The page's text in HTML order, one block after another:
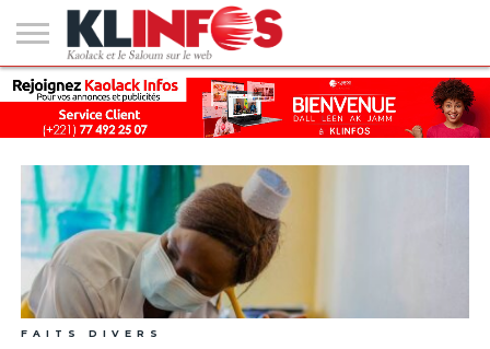
#2
(PAS
DE
TITRE)
KAOLACK
POLITIQUE
ECONOMIE
SOCIÉTÉ
CULTURE
PEOPLE
SPORT
SANTÉ
AFRIQUE
INTERNATIONAL
EMPLOI &
FORMATION
FAITS DIVERS